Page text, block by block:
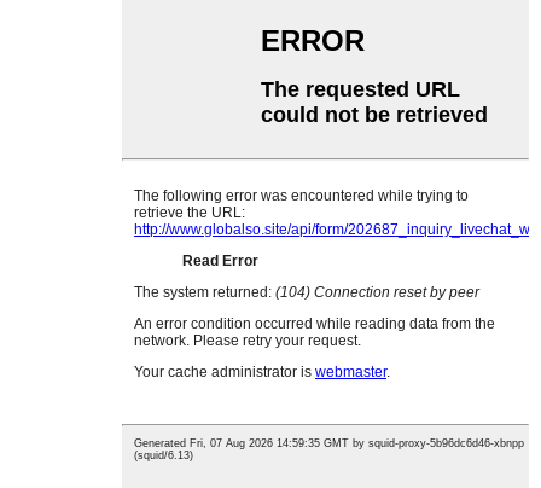
Swahili
Tajik
Telugu
Ukrainian
Urdu
Welsh
Xhosa
Yiddish
Tatar
Oriya